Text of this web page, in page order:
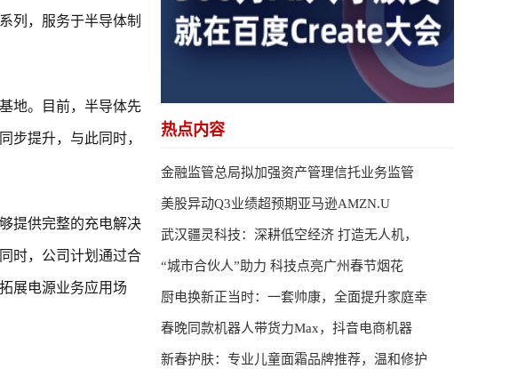
列，服务于半导体制
地。目前，半导体先
步提升，与此同时，
提供完整的充电解决
时，公司计划通过合
展电源业务应用场
热点内容
金融监管总局拟加强资产管理信托业务监管
美股异动Q3业绩超预期亚马逊AMZN.U
武汉疆灵科技：深耕低空经济 打造无人机，
“城市合伙人”助力 科技点亮广州春节烟花
厨电换新正当时：一套帅康，全面提升家庭幸
春晚同款机器人带货力Max，抖音电商机器
新春护肤：专业儿童面霜品牌推荐，温和修护